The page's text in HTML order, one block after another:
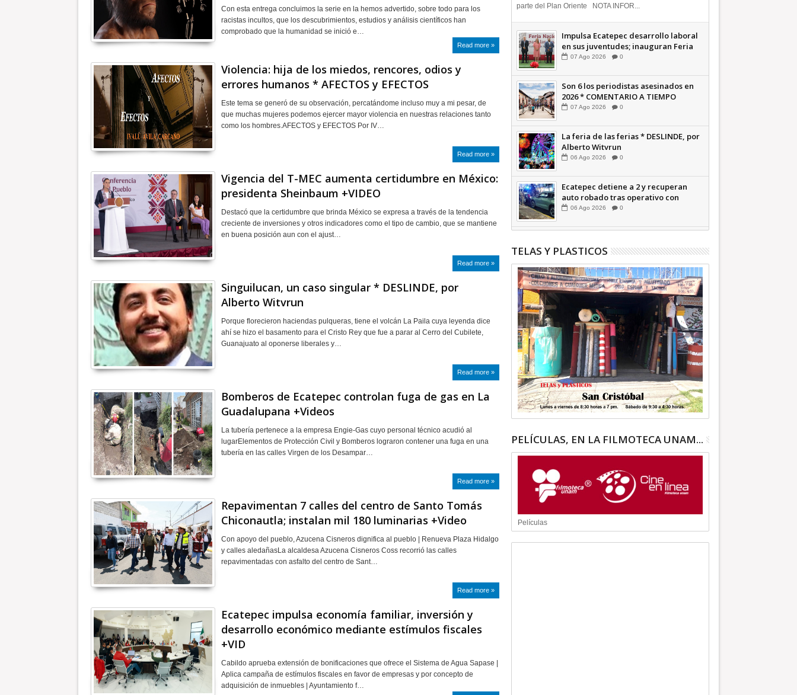
Con esta entrega concluimos la serie en la hemos advertido, sobre todo para los
racistas incultos, que los descubrimientos, estudios y análisis científicos han
comprobado que la humanidad se inició e…
Read more »
Violencia: hija de los miedos, rencores, odios y
errores humanos * AFECTOS y EFECTOS
Este tema se generó de su observación, percatándome incluso muy a mi pesar, de
que muchas mujeres podemos ejercer mayor violencia en nuestras relaciones tanto
como los hombres.AFECTOS y EFECTOS Por IV…
Read more »
Vigencia del T-MEC aumenta certidumbre en México:
presidenta Sheinbaum +VIDEO
Destacó que la certidumbre que brinda México se expresa a través de la tendencia
creciente de inversiones y otros indicadores como el tipo de cambio, que se mantiene
en buena posición aun con el ajust…
Read more »
Singuilucan, un caso singular * DESLINDE, por
Alberto Witvrun
Porque florecieron haciendas pulqueras, tiene el volcán La Paila cuya leyenda dice
ahí se hizo el basamento para el Cristo Rey que fue a parar al Cerro del Cubilete,
Guanajuato al oponerse liberales y…
Read more »
Bomberos de Ecatepec controlan fuga de gas en La
Guadalupana +Videos
La tubería pertenece a la empresa Engie-Gas cuyo personal técnico acudió al
lugarElementos de Protección Civil y Bomberos lograron contener una fuga en una
tubería en las calles Virgen de los Desampar…
Read more »
Repavimentan 7 calles del centro de Santo Tomás
Chiconautla; instalan mil 180 luminarias +Video
Con apoyo del pueblo, Azucena Cisneros dignifica al pueblo | Renueva Plaza Hidalgo
y calles aledañasLa alcaldesa Azucena Cisneros Coss recorrió las calles
repavimentadas con asfalto del centro de Sant…
Read more »
Ecatepec impulsa economía familiar, inversión y
desarrollo económico mediante estímulos fiscales
+VID
Cabildo aprueba extensión de bonificaciones que ofrece el Sistema de Agua Sapase |
Aplica campaña de estímulos fiscales en favor de empresas y por concepto de
adquisición de inmuebles | Ayuntamiento f…
parte del Plan Oriente NOTA INFOR...
Impulsa Ecatepec desarrollo laboral
en sus juventudes; inauguran Feria
de Empleo y Emprendedores 2026
07 Ago 2026 0
Son 6 los periodistas asesinados en
2026 * COMENTARIO A TIEMPO
07 Ago 2026 0
La feria de las ferias * DESLINDE, por
Alberto Witvrun
06 Ago 2026 0
Ecatepec detiene a 2 y recuperan
auto robado tras operativo con
Tecámac +Video | INFORMATIVA
06 Ago 2026 0
TELAS Y PLASTICOS
PELÍCULAS, EN LA FILMOTECA UNAM...
Películas